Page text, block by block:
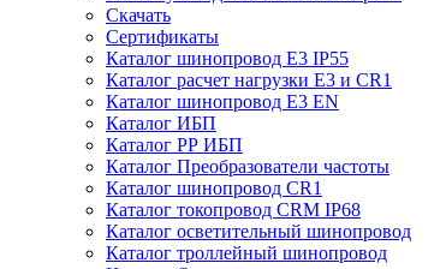
Скачать
Сертификаты
Каталог шинопровод E3 IP55
Каталог расчет нагрузки Е3 и CR1
Каталог шинопровод E3 EN
Каталог ИБП
Каталог РР ИБП
Каталог Преобразователи частоты
Каталог шинопровод CR1
Каталог токопровод CRM IP68
Каталог осветительный шинопровод
Каталог троллейный шинопровод